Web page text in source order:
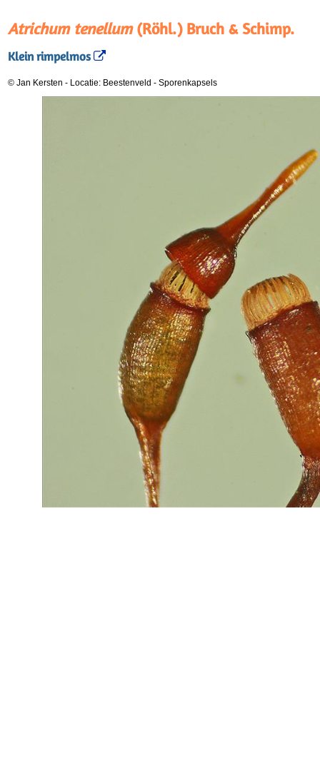
Atrichum tenellum(Röhl.) Bruch & Schimp.
Klein rimpelmos
© Jan Kersten - Locatie: Beestenveld - Sporenkapsels